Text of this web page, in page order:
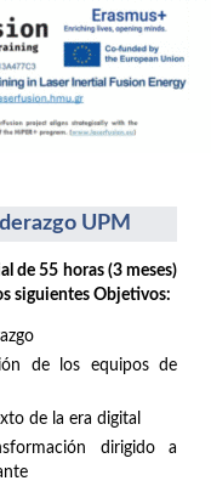
UPM
de 55 horas (3 meses)
siguientes Objetivos:
de los equipos de
de la era digital
dirigido a